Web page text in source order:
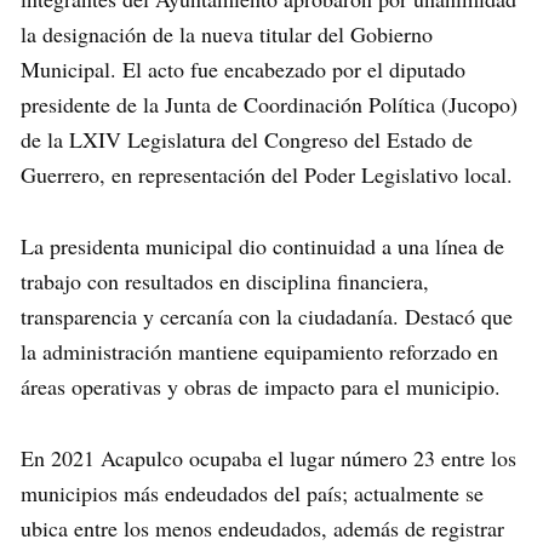
la designación de la nueva titular del Gobierno
Municipal. El acto fue encabezado por el diputado
presidente de la Junta de Coordinación Política (Jucopo)
de la LXIV Legislatura del Congreso del Estado de
Guerrero, en representación del Poder Legislativo local.
La presidenta municipal dio continuidad a una línea de
trabajo con resultados en disciplina financiera,
transparencia y cercanía con la ciudadanía. Destacó que
la administración mantiene equipamiento reforzado en
áreas operativas y obras de impacto para el municipio.
En 2021 Acapulco ocupaba el lugar número 23 entre los
municipios más endeudados del país; actualmente se
ubica entre los menos endeudados, además de registrar